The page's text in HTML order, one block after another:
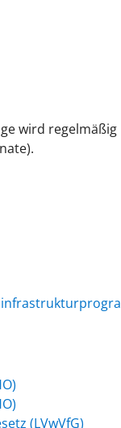
wird
(LVwVfG)